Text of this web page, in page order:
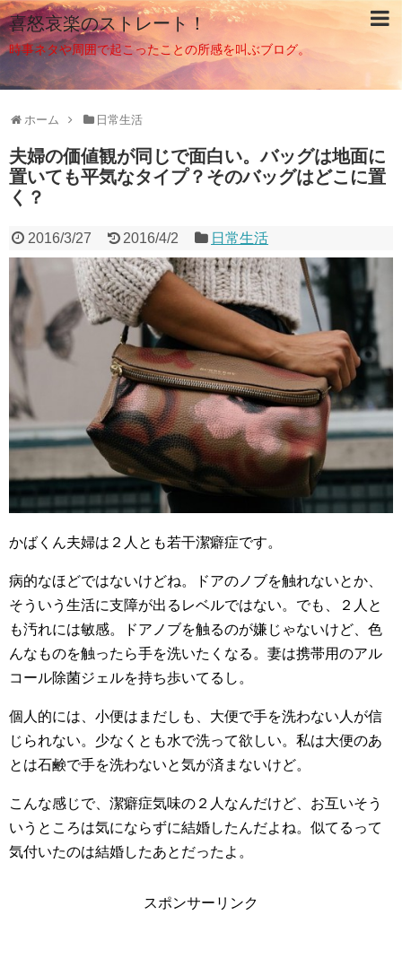
喜怒哀楽のストレート！
時事ネタや周囲で起こったことの所感を叫ぶブログ。
ホーム 日常生活
夫婦の価値観が同じで面白い。バッグは地面に
置いても平気なタイプ？そのバッグはどこに置
く？
2016/3/27 2016/4/2 日常生活
かばくん夫婦は２人とも若干潔癖症です。
病的なほどではないけどね。ドアのノブを触れないとか、
そういう生活に支障が出るレベルではない。でも、２人と
も汚れには敏感。ドアノブを触るのが嫌じゃないけど、色
んなものを触ったら手を洗いたくなる。妻は携帯用のアル
コール除菌ジェルを持ち歩いてるし。
個人的には、小便はまだしも、大便で手を洗わない人が信
じられない。少なくとも水で洗って欲しい。私は大便のあ
とは石鹸で手を洗わないと気が済まないけど。
こんな感じで、潔癖症気味の２人なんだけど、お互いそう
いうところは気にならずに結婚したんだよね。似てるって
気付いたのは結婚したあとだったよ。
スポンサーリンク